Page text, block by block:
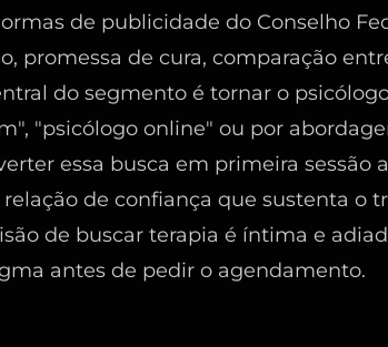
de publicidade do Conselho
promessa de cura, comparação
do segmento é tornar o
"psicólogo online" ou por
essa busca em primeira sessão
de confiança que sustenta o
de buscar terapia é íntima e
antes de pedir o agendamento.